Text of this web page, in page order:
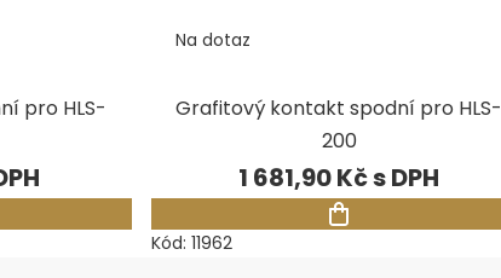
pro HLS-
Grafitový kontakt spodní pro HLS-
200
Na dotaz
1 681,90 Kč
Kód: 11962